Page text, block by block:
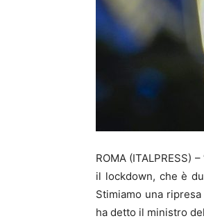
ROMA (ITALPRESS)
il lockdown, che è
Stimiamo una
ha detto il ministro